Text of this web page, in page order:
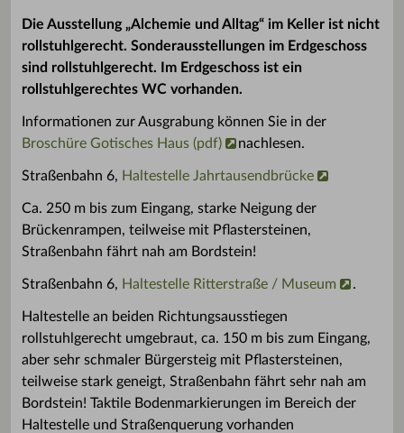
Die Ausstellung „Alchemie und Alltag“ im Keller ist nicht
rollstuhlgerecht. Sonderausstellungen im Erdgeschoss
sind rollstuhlgerecht. Im Erdgeschoss ist ein
rollstuhlgerechtes WC vorhanden.
Informationen zur Ausgrabung können Sie in der
Broschüre Gotisches Haus (pdf)
nachlesen.
Straßenbahn 6, Haltestelle Jahrtausendbrücke
Ca. 250 m bis zum Eingang, starke Neigung der
Brückenrampen, teilweise mit Pflastersteinen,
Straßenbahn fährt nah am Bordstein!
Straßenbahn 6, Haltestelle Ritterstraße / Museum .
Haltestelle an beiden Richtungsausstiegen
rollstuhlgerecht umgebraut, ca. 150 m bis zum Eingang,
aber sehr schmaler Bürgersteig mit Pflastersteinen,
teilweise stark geneigt, Straßenbahn fährt sehr nah am
Bordstein! Taktile Bodenmarkierungen im Bereich der
Haltestelle und Straßenquerung vorhanden